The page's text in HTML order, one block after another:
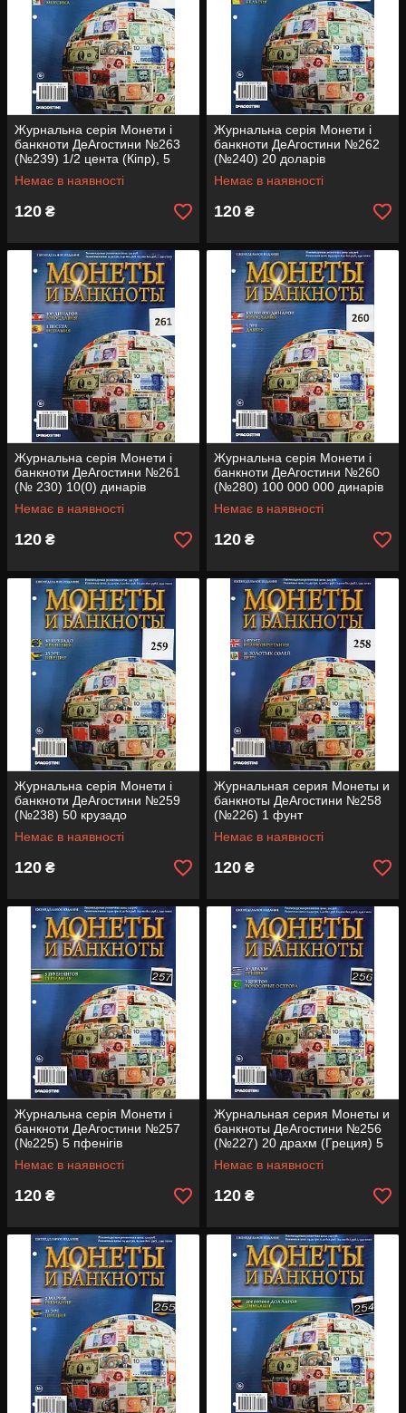
Журнальна серія Монети і
банкноти ДеАгостини №263
(№239) 1/2 цента (Кіпр), 5
сентаво (Мексика)
Немає в наявності
120 ₴
Журнальна серія Монети і
банкноти ДеАгостини №262
(№240) 20 доларів
(Зімбабве), 5 франків
(Бельгія)
Немає в наявності
120 ₴
Журнальна серія Монети і
банкноти ДеАгостини №261
(№ 230) 10(0) динарів
(Югославія), 1 песета
(Іспанія)
Немає в наявності
120 ₴
Журнальна серія Монети і
банкноти ДеАгостини №260
(№280) 100 000 000 динарів
(Югославія), 5 ері (Данія)
Немає в наявності
120 ₴
Журнальна серія Монети і
банкноти ДеАгостини №259
(№238) 50 крузадо
(Бразилія), 25 ері (Швеція)
Немає в наявності
120 ₴
Журнальная серия Монеты и
банкноты ДеАгостини №258
(№226) 1 фунт
(Великобритания) 10 золотых
солей (Перу)
Немає в наявності
120 ₴
Журнальна серія Монети і
банкноти ДеАгостини №257
(№225) 5 пфенігів
(Німеччина)
Немає в наявності
120 ₴
Журнальная серия Монеты и
банкноты ДеАгостини №256
(№227) 20 драхм (Греция) 5
центов (Кокосовые острова)
Немає в наявності
120 ₴